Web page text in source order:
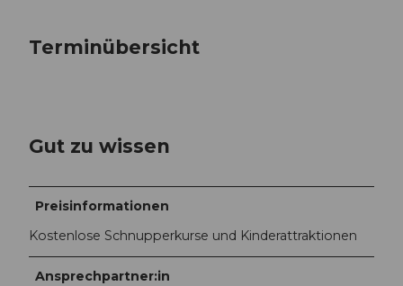
Terminübersicht
Gut zu wissen
Preisinformationen
Kostenlose Schnupperkurse und Kinderattraktionen
Ansprechpartner:in